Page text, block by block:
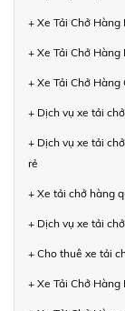
+ Xe Tải Chở
+ Xe Tải Chở
+ Xe Tải Chở Hàng
+ Dịch vụ xe tải
+ Dịch vụ xe tải
rẻ
+ Xe tải chở hàng
+ Dịch vụ xe tải
+ Cho thuê xe tải
+ Xe Tải Chở Hàng